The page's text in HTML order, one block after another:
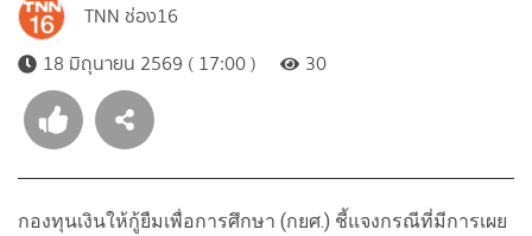
TNN ช่อง16
18 มิถุนายน 2569 ( 17:00 )
30
กองทุนเงินให้กู้ยืมเพื่อการศึกษา (กยศ.) ชี้แจงกรณีที่มีการเผย